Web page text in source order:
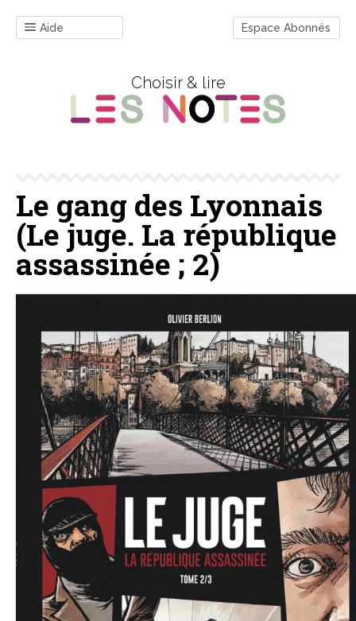
Aide Espace Abonnés
Choisir & lire
Le gang des Lyonnais
(Le juge. La république
assassinée ; 2)